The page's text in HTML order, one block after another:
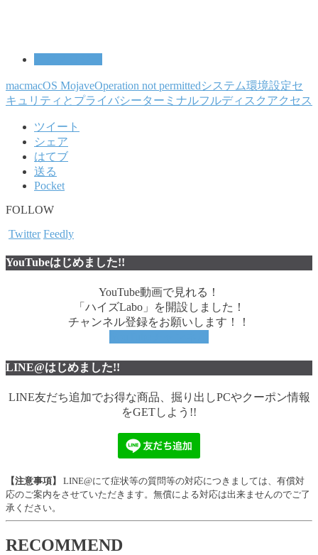
macmacOS MojaveOperation not permittedシステム環境設定セ
キュリティとプライバシーターミナルフルディスクアクセス
ツイート
シェア
はてブ
送る
Pocket
FOLLOW
Twitter Feedly
YouTubeはじめました!!
YouTube動画で見れる！
「ハイズLabo」を開設しました！
チャンネル登録をお願いします！！
LINE@はじめました!!
LINE友だち追加でお得な商品、掘り出しPCやクーポン情報
をGETしよう!!
【注意事項】
LINE@にて症状等の質問等の対応につきましては、有償対
応のご案内をさせていただきます。無償による対応は出来ませんのでご了
承ください。
RECOMMEND